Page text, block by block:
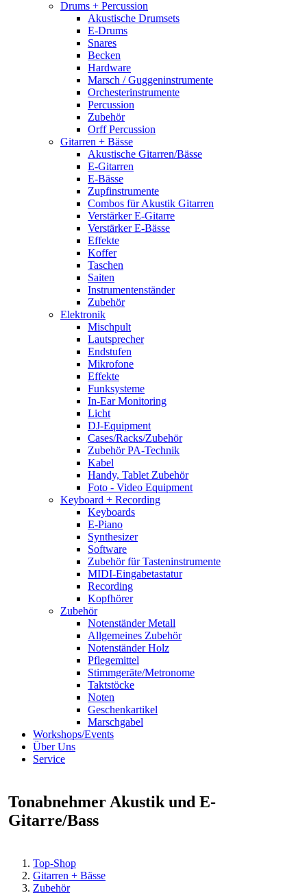
Drums + Percussion
Akustische Drumsets
E-Drums
Snares
Becken
Hardware
Marsch / Guggeninstrumente
Orchesterinstrumente
Percussion
Zubehör
Orff Percussion
Gitarren + Bässe
Akustische Gitarren/Bässe
E-Gitarren
E-Bässe
Zupfinstrumente
Combos für Akustik Gitarren
Verstärker E-Gitarre
Verstärker E-Bässe
Effekte
Koffer
Taschen
Saiten
Instrumentenständer
Zubehör
Elektronik
Mischpult
Lautsprecher
Endstufen
Mikrofone
Effekte
Funksysteme
In-Ear Monitoring
Licht
DJ-Equipment
Cases/Racks/Zubehör
Zubehör PA-Technik
Kabel
Handy, Tablet Zubehör
Foto - Video Equipment
Keyboard + Recording
Keyboards
E-Piano
Synthesizer
Software
Zubehör für Tasteninstrumente
MIDI-Eingabetastatur
Recording
Kopfhörer
Zubehör
Notenständer Metall
Allgemeines Zubehör
Notenständer Holz
Pflegemittel
Stimmgeräte/Metronome
Taktstöcke
Noten
Geschenkartikel
Marschgabel
Workshops/Events
Über Uns
Service
Tonabnehmer Akustik und E-
Gitarre/Bass
Top-Shop
Gitarren + Bässe
Zubehör